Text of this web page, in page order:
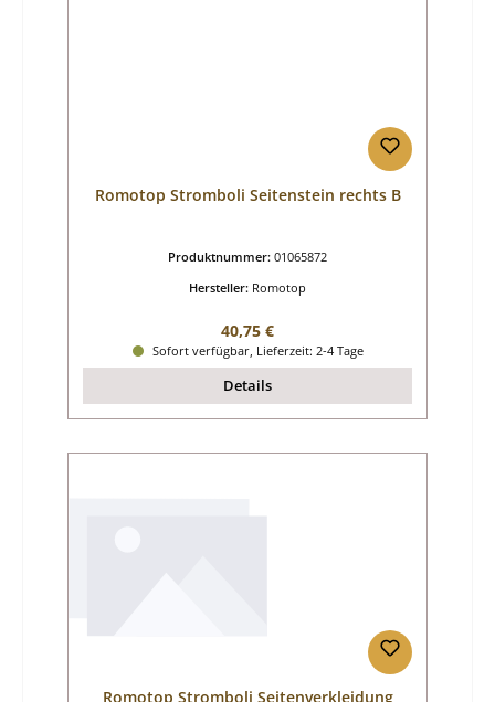
Romotop Stromboli Seitenstein rechts B
Produktnummer: 01065872
Hersteller: Romotop
Regulärer Preis:
40,75 €
Sofort verfügbar, Lieferzeit: 2-4 Tage
Details
Romotop Stromboli Seitenverkleidung